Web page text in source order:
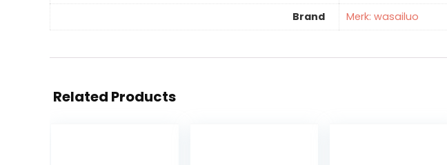
Brand
Merk: wasailuo
Related Products